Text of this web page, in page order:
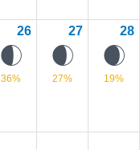
26
F
36%
27
E
27%
28
D
19%